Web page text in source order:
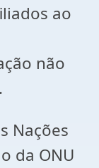
ao
não
Nações
da ONU